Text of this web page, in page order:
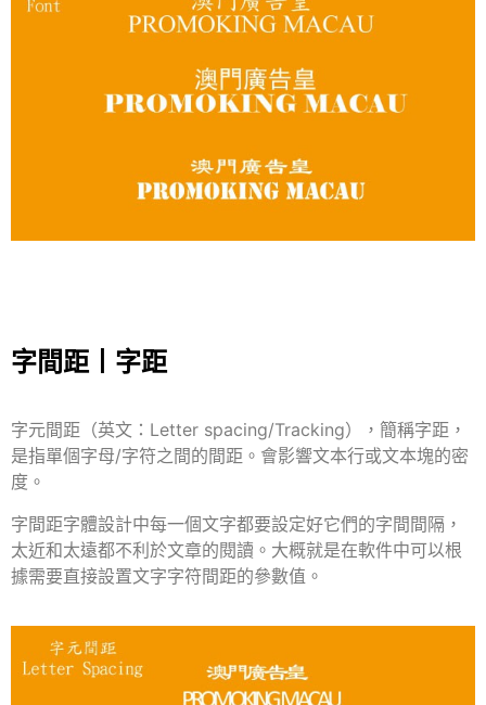
字間距丨字距
字元間距（英文：Letter spacing/Tracking），簡稱字距，
是指單個字母/字符之間的間距。會影響文本行或文本塊的密
度。
字間距字體設計中每一個文字都要設定好它們的字間間隔，
太近和太遠都不利於文章的閱讀。大概就是在軟件中可以根
據需要直接設置文字字符間距的參數值。